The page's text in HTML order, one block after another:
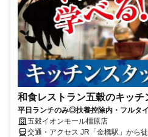
和食レストラン五穀のキッチ
平日ランチのみ◎扶養控除内・フルタ
五穀イオンモール橿原店
交通・アクセス JR「金橋駅」から